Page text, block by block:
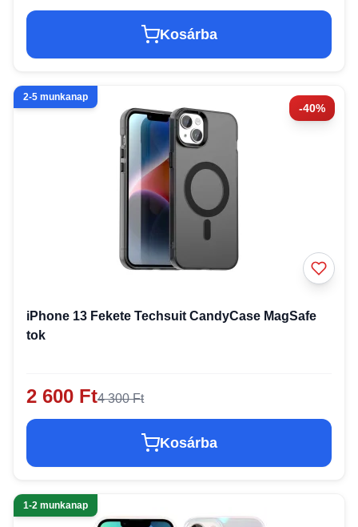
Kosárba
-40%
2-5 munkanap
iPhone 13 Fekete Techsuit CandyCase MagSafe
tok
2 600 Ft4 300 Ft
Kosárba
1-2 munkanap